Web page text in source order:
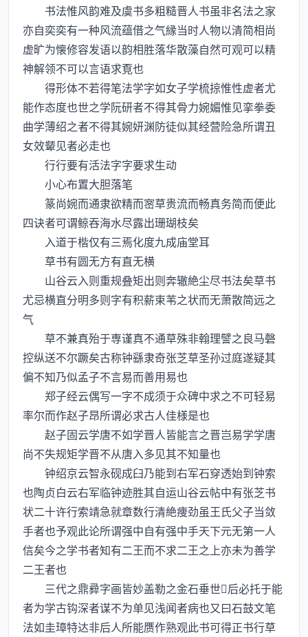
书法惟风韵难及虞书多粗糙晋人书虽非名法之家
亦自奕奕有一种风流蕴借之气縁当时人物以清简相尚
虚旷为懐修容发语以韵相胜落华散藻自然可观可以精
神解领不可以言语求覔也
得形体不若得笔法学字如女子学梳掠惟性虚者尤
能作态度也世之学阮研者不得其骨力婉媚惟见挛拳委
曲学薄绍之者不得其婉妍渊防徒似其经营险急所谓丑
女效颦见者必走也
行行要有活法字字要求生动
小心布置大胆落笔
篆尚婉而通隶欲精而宻草贵流而畅真务简而便此
四诀者可谓鲸吞海水尽露出珊瑚枝矣
入道于楷仅有三焉化度九成庙堂耳
草书有圆无方有直无横
山谷云入则重规叠矩出则奔辙絶尘尽书法矣草书
尤忌横直分明多则字有积薪束苇之状而无萧散简远之
气
草不兼真殆于専谨真不通草殊非翰理譬之良马磬
控纵送不尔蹶矣古称钟繇隶奇张芝草圣孙过庭遂疑其
偏不知乃似孟子不言易而善用易也
郑子经云偶写一字不成须于众碑中求之不可轻易
率尔而作赵子昂所谓必求古人佳様是也
赵子固云学唐不如学晋人皆能言之晋岂易学学唐
尚不失规矩学晋不从唐入多见其不知量也
钟绍京云智永砚成臼乃能到右军石穿透始到钟索
也陶贞白云右军临钟迹胜其自运山谷云帖中有张芝书
状二十许行索靖急就章数行清絶痩劲虽王氏父子当敛
手者也予观此论所谓强中自有强中手天下元无第一人
信矣今之学书者知有二王而不求二王之上亦未为善学
二王者也
三代之鼎彛字画皆妙盖勒之金石垂世后必托于能
者为学古钩深者谋不为单见浅闻者病也又曰石鼓文笔
法如圭璋特达非后人所能赝作熟观此书可得正书行草